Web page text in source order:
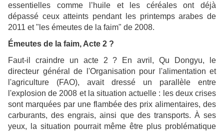
essentielles comme l’huile et les céréales ont déjà
dépassé ceux atteints pendant les printemps arabes de
2011 et "les émeutes de la faim" de 2008.
Émeutes de la faim, Acte 2 ?
Faut-il craindre un acte 2 ? En avril, Qu Dongyu, le
directeur général de l'Organisation pour l'alimentation et
l'agriculture (FAO), avait dressé un parallèle entre
l'explosion de 2008 et la situation actuelle : les deux crises
sont marquées par une flambée des prix alimentaires, des
carburants, des engrais, ainsi que des transports. À ses
yeux, la situation pourrait même être plus problématique